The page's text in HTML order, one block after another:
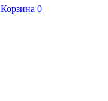
Корзина 0